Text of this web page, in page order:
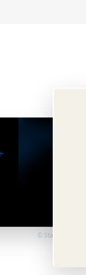
© Stadt Lübben